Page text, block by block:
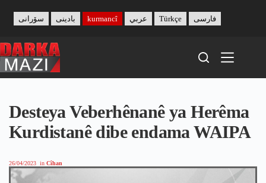
content
بادینی سۆرانی kurmancî عربي Türkçe فارسی
Desteya Veberhênanê ya Herêma
Kurdistanê dibe endama WAIPA
26/04/2023 in Cîhan